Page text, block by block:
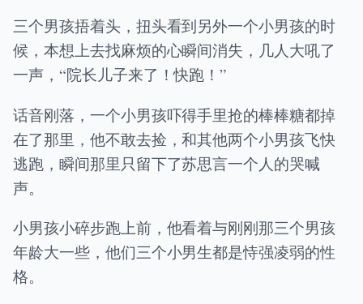
三个男孩捂着头，扭头看到另外一个小男孩的时
候，本想上去找麻烦的心瞬间消失，几人大吼了
一声，“院长儿子来了！快跑！”
话音刚落，一个小男孩吓得手里抢的棒棒糖都掉
在了那里，他不敢去捡，和其他两个小男孩飞快
逃跑，瞬间那里只留下了苏思言一个人的哭喊
声。
小男孩小碎步跑上前，他看着与刚刚那三个男孩
年龄大一些，他们三个小男生都是恃强凌弱的性
格。